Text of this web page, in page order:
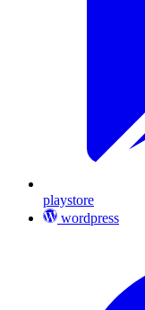
playstore
wordpress